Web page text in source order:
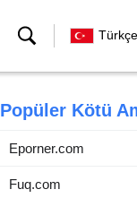
Ara Türkçe
Popüler Kötü
Eporner.com
Fuq.com